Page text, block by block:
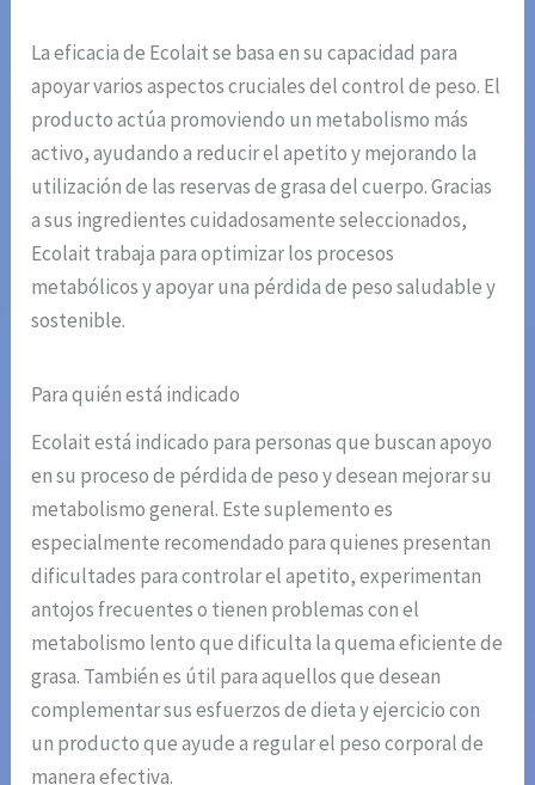
La eficacia de Ecolait se basa en su capacidad para
apoyar varios aspectos cruciales del control de peso. El
producto actúa promoviendo un metabolismo más
activo, ayudando a reducir el apetito y mejorando la
utilización de las reservas de grasa del cuerpo. Gracias
a sus ingredientes cuidadosamente seleccionados,
Ecolait trabaja para optimizar los procesos
metabólicos y apoyar una pérdida de peso saludable y
sostenible.
Para quién está indicado
Ecolait está indicado para personas que buscan apoyo
en su proceso de pérdida de peso y desean mejorar su
metabolismo general. Este suplemento es
especialmente recomendado para quienes presentan
dificultades para controlar el apetito, experimentan
antojos frecuentes o tienen problemas con el
metabolismo lento que dificulta la quema eficiente de
grasa. También es útil para aquellos que desean
complementar sus esfuerzos de dieta y ejercicio con
un producto que ayude a regular el peso corporal de
manera efectiva.